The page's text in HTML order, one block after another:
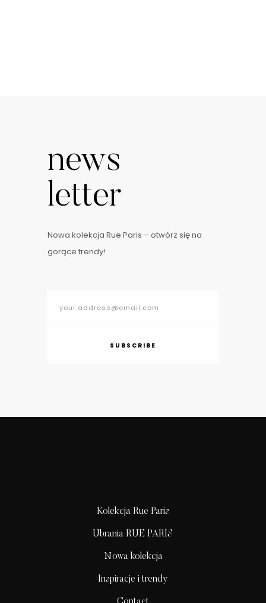
news
letter
Nowa kolekcja Rue Paris – otwórz się na
gorące trendy!
SUBSCRIBE
Kolekcja Rue Paris
Ubrania RUE PARIS
Nowa kolekcja
Inspiracje i trendy